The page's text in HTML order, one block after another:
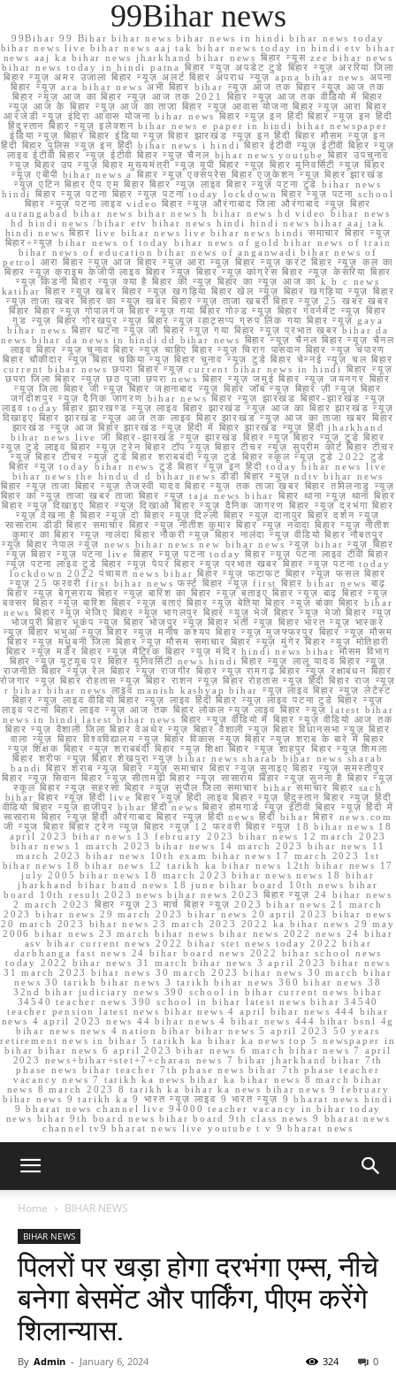
99Bihar news
99Bihar 99 Bihar bihar news bihar news in hindi bihar news today
bihar news live bihar news aaj tak bihar news today in hindi etv bihar
news aaj ka bihar news jharkhand bihar news बिहार न्यूस zee bihar news
bihar news today in hindi patna बिहार न्यूज़ अपडेट टुडे बिहार न्यूज़ अररिया जिला
बिहार न्यूज़ अमर उजाला बिहार न्यूज़ अलर्ट बिहार अपराध न्यूज़ apna bihar news अपना
बिहार न्यूज़ ara bihar news अभी बिहार bihar न्यूज़ आज तक बिहार न्यूज़ आज तक
बिहार न्यूज़ आज का बिहार न्यूज़ आज तक 2021 बिहार न्यूज़ आज तक वीडियो में बिहार
न्यूज़ आज के बिहार न्यूज़ आज का ताजा बिहार न्यूज़ आवास योजना बिहार न्यूज़ आरा बिहार
आरजेडी न्यूज़ इंदिरा आवास योजना bihar news बिहार न्यूज़ इन हिंदी बिहार न्यूज़ इन हिंदी
हिंदुस्तान बिहार न्यूज़ इलेक्शन bihar news e paper in hindi bihar newspaper
इंडिया न्यूज़ बिहार बिहार इंडिया न्यूज़ बिहार झारखंड न्यूज़ इन हिंदी बिहार मौसम न्यूज़ इन
हिंदी बिहार पुलिस न्यूज़ इन हिंदी bihar news i hindi बिहार ईटीवी न्यूज़ ईटीवी बिहार न्यूज़
लाइव ईटीवी बिहार न्यूज़ ईटीवी बिहार न्यूज़ चैनल bihar news youtube बिहार उपचुनाव
न्यूज़ बिहार उप न्यूज़ बिहार मुख्यमंत्री न्यूज़ यूपी बिहार न्यूज़ बिहार यूनिवर्सिटी न्यूज़ बिहार
न्यूज़ एबीपी bihar news a बिहार न्यूज़ एक्सप्रेस बिहार एजुकेशन न्यूज़ बिहार झारखंड
न्यूज़ एटिन बिहार ऐप एम बिहार बिहार न्यूज़ लाइव बिहार न्यूज़ पटना टुडे bihar news
hindi बिहार न्यूज़ पटना बिहार न्यूज़ पटना today lockdown बिहार न्यूज़ पटना school
बिहार न्यूज़ पटना लाइव video बिहार न्यूज़ औरंगाबाद जिला औरंगाबाद न्यूज़ बिहार
aurangabad bihar news bihar news h bihar news hd video bihar news
hd hindi news /bihar etv bihar news hindi hindi news bihar aaj tak
hindi news बिहार live bihar news live bihar news hindi समाचार बिहार न्यूज़
बिहार+न्यूज़ bihar news of today bihar news of gold bihar news of train
bihar news of education bihar news of anganwadi bihar news of
petrol आरा बिहार न्यूज़ आज बिहार न्यूज़ आरा न्यूज़ बिहार न्यूज़ करंट बिहार न्यूज़ कल का
बिहार न्यूज़ क्राइम केजीपी लाइव बिहार न्यूज़ बिहार न्यूज़ कांग्रेस बिहार न्यूज़ केसरिया बिहार
न्यूज़ किडनी बिहार न्यूज़ क्या है बिहार की न्यूज़ बिहार का न्यूज़ आज का k b c news
katihar बिहार न्यूज़ खबर बिहार न्यूज़ खगड़िया बिहार खेल न्यूज़ बिहार खगड़िया न्यूज़ बिहार
न्यूज़ ताजा खबर बिहार का न्यूज़ खबर बिहार न्यूज़ ताजा खबरी बिहार न्यूज़ 25 खबर खबर
बिहार बिहार न्यूज़ गोपालगंज बिहार न्यूज़ गया बिहार गोल्ड न्यूज़ बिहार गवर्नमेंट न्यूज़ बिहार
गुड न्यूज़ बिहार गोरखपुर न्यूज़ बिहार न्यूज़ व्हाट्सप्प ग्रुप लिंक गया बिहार न्यूज़ gaya
bihar news बिहार घटना न्यूज़ जी बिहार न्यूज़ गया बिहार न्यूज़ प्रभात खबर bihar da
news bihar da news in hindi dd bihar news बिहार न्यूज़ चैनल बिहार न्यूज़ चैनल
लाइव बिहार न्यूज़ चुनाव बिहार न्यूज़ चाहिए बिहार न्यूज़ चिराग पासवान बिहार न्यूज़ चंपारण
बिहार चौकीदार न्यूज़ बिहार चकिया न्यूज़ बिहार चुनाव न्यूज़ टुडे बिहार चेन्नई न्यूज़ चल बिहार
current bihar news छपरा बिहार न्यूज़ current bihar news in hindi बिहार न्यूज़
छपरा जिला बिहार न्यूज़ छठ पूजा छपरा news बिहार न्यूज़ जमुई बिहार न्यूज़ जयनगर बिहार
न्यूज़ जिला बिहार जी न्यूज़ बिहार जहानाबाद न्यूज़ बिहार जॉब न्यूज़ बिहार ज़ी न्यूज़ बिहार
जगदीशपुर न्यूज़ दैनिक जागरण bihar news बिहार न्यूज़ झारखंड बिहार-झारखंड न्यूज़
लाइव today बिहार झारखण्ड न्यूज़ लाइव बिहार झारखंड न्यूज़ आज का बिहार झारखंड न्यूज़
दिखाइए बिहार झारखंड न्यूज़ आज तक लाइव बिहार झारखंड न्यूज़ आज का ताजा खबर बिहार
झारखंड न्यूज़ आज बिहार झारखंड न्यूज़ हिंदी में बिहार झारखंड न्यूज़ हिंदी jharkhand
bihar news live जी बिहार-झारखंड न्यूज़ झारखंड बिहार न्यूज़ बिहार न्यूज़ टुडे बिहार
न्यूज़ टुडे लाइव बिहार न्यूज़ ट्रेन बिहार टॉप न्यूज़ बिहार टीचर न्यूज़ सुप्रीम कोर्ट बिहार टीचर
न्यूज़ बिहार टीचर न्यूज़ टुडे बिहार शराबबंदी न्यूज़ टुडे बिहार स्कूल न्यूज़ टुडे 2022 टुडे
बिहार न्यूज़ today bihar news टुडे बिहार न्यूज़ इन हिंदी today bihar news live
bihar news the hindu d d bihar news डीडी बिहार न्यूज़ ndtv bihar news
बिहार न्यूज़ ताजा बिहार न्यूज़ तेजस्वी यादव बिहार न्यूज़ तक ताजा खबर बिहार तमिलनाडु न्यूज़
बिहार का न्यूज़ ताजा खबर ताजा बिहार न्यूज़ taja news bihar बिहार थाना न्यूज़ थाना बिहार
बिहार न्यूज़ दिखाइए बिहार न्यूज़ दिखाओ बिहार न्यूज़ दैनिक जागरण बिहार न्यूज़ दरभंगा बिहार
न्यूज़ देखना है बिहार न्यूज़ दो बिहार न्यूज़ दिल्ली बिहार न्यूज़ दानापुर बिहार दर्शन न्यूज़
सासाराम डीडी बिहार समाचार बिहार न्यूज़ नीतीश कुमार बिहार न्यूज़ नवादा बिहार न्यूज़ नीतीश
कुमार का बिहार न्यूज़ नालंदा बिहार नौकरी न्यूज़ बिहार नालंदा न्यूज़ वीडियो बिहार नौबतपुर
न्यूज़ बिहार नेपाल न्यूज़ news bihar news new bihar news न्यूज़ bihar न्यूज़ बिहार
न्यूज़ बिहार न्यूज़ पटना live बिहार न्यूज़ पटना today बिहार न्यूज़ पटना लाइव टीवी बिहार
न्यूज़ पटना लाइव टुडे बिहार न्यूज़ पेपर बिहार न्यूज़ प्रभात खबर बिहार न्यूज़ पटना today
lockdown 2022 पंचायत news bihar बिहार न्यूज़ फटाफट बिहार न्यूज़ फसल बिहार
न्यूज़ 25 फरवरी first bihar news फर्स्ट बिहार न्यूज़ first बिहार bihar news बाढ़
बिहार न्यूज़ बेगूसराय बिहार न्यूज़ बारिश का बिहार न्यूज़ बताइए बिहार न्यूज़ बाढ़ बिहार न्यूज़
बक्सर बिहार न्यूज़ बारिश बिहार न्यूज़ बताएं बिहार न्यूज़ बेतिया बिहार न्यूज़ बांका बिहार bihar
news बिहार न्यूज़ भेजिए बिहार न्यूज़ भागलपुर बिहार न्यूज़ भेजें बिहार न्यूज़ भेजो बिहार न्यूज़
भोजपुरी बिहार भूकंप न्यूज़ बिहार भोजपुर न्यूज़ बिहार भर्ती न्यूज़ बिहार भारत न्यूज़ भास्कर
न्यूज़ बिहार भभुआ न्यूज़ बिहार न्यूज़ मनीष कश्यप बिहार न्यूज़ मुजफ्फरपुर बिहार न्यूज़ मौसम
बिहार न्यूज़ मधुबनी जिला बिहार न्यूज़ मौसम समाचार बिहार न्यूज़ मुंगेर बिहार न्यूज़ मोतिहारी
बिहार न्यूज़ मर्डर बिहार न्यूज़ मैट्रिक बिहार न्यूज़ मंदिर hindi news bihar मौसम विभाग
बिहार न्यूज़ यूट्यूब पर बिहार यूनिवर्सिटी news hindi बिहार न्यूज़ लालू यादव बिहार न्यूज़
राजनीति बिहार न्यूज़ रेल बिहार न्यूज़ राजगीर बिहार न्यूज़ रामगढ़ बिहार न्यूज़ रक्षाबंधन बिहार
रोजगार न्यूज़ बिहार रोहतास न्यूज़ बिहार राशन न्यूज़ बिहार रोहतास न्यूज़ हिंदी बिहार राज न्यूज़
r bihar bihar news लाइव manish kashyap bihar न्यूज़ लाइव बिहार न्यूज़ लेटेस्ट
बिहार न्यूज़ लाइव वीडियो बिहार न्यूज़ लाइव हिंदी बिहार न्यूज़ लाइव पटना टुडे बिहार न्यूज़
लाइव पटना बिहार लाइव न्यूज़ आज तक बिहार लोकल न्यूज़ लाइव बिहार न्यूज़ latest bihar
news in hindi latest bihar news बिहार न्यूज़ वीडियो में बिहार न्यूज़ वीडियो आज तक
बिहार न्यूज़ वैशाली जिला बिहार वेअथेर न्यूज़ बिहार वैशाली न्यूज़ बिहार विधानसभा न्यूज़ बिहार
वाला न्यूज़ बिहार विश्वविद्यालय न्यूज़ बिहार विकास न्यूज़ बिहार न्यूज़ शराब के बारे में बिहार
न्यूज़ शिक्षक बिहार न्यूज़ शराबबंदी बिहार न्यूज़ शिक्षा बिहार न्यूज़ शाहपुर बिहार न्यूज़ शिमला
बिहार शरीफ न्यूज़ बिहार शेखपुरा न्यूज़ bihar news sharab bihar news sharab
bandi बिहार शराब न्यूज़ बिहार न्यूज़ समाचार बिहार न्यूज़ सुनाइए बिहार न्यूज़ समस्तीपुर
बिहार न्यूज़ सिवान बिहार न्यूज़ सीतामढ़ी बिहार न्यूज़ सासाराम बिहार न्यूज़ सुनना है बिहार न्यूज़
स्कूल बिहार न्यूज़ सहरसा बिहार न्यूज़ सुपौल जिला समाचार bihar समाचार बिहार sach
bihar बिहार न्यूज़ हिंदी live बिहार न्यूज़ हिंदी लाइव बिहार न्यूज़ हिंदुस्तान बिहार न्यूज़ हिंदी
वीडियो बिहार न्यूज़ हाजीपुर bihar हिंदी news बिहार होमगार्ड न्यूज़ ईटीवी बिहार न्यूज़ हिंदी में
सासाराम बिहार न्यूज़ हिंदी औरंगाबाद बिहार न्यूज़ हिंदी news हिंदी bihar बिहार news.com
जी न्यूज बिहार बिहार ट्रेन न्यूज़ बिहार न्यूज़ 12 फरवरी बिहार न्यूज़ 18 bihar news 18
april 2023 bihar news 13 february 2023 bihar news 12 march 2023
bihar news 1 march 2023 bihar news 14 march 2023 bihar news 11
march 2023 bihar news 10th exam bihar news 17 march 2023 1st
bihar news 18 bihar news 12 tarikh ka bihar news 12th bihar news 17
july 2005 bihar news 18 march 2023 bihar news news 18 bihar
jharkhand bihar band news 18 june bihar board 10th news bihar
board 10th result 2023 news bihar news 2023 बिहार न्यूज़ 24 bihar news
2 march 2023 बिहार न्यूज़ 23 मार्च बिहार न्यूज़ 2023 bihar news 21 march
2023 bihar news 29 march 2023 bihar news 20 april 2023 bihar news
20 march 2023 bihar news 23 march 2023 2022 ka bihar news 29 may
2006 bihar news 23 march bihar news bihar news 2022 news 24 bihar
asv bihar current news 2022 bihar stet news today 2022 bihar
darbhanga fast news 24 bihar board news 2022 bihar school news
today 2022 bihar news 31 march bihar news 3 april 2023 bihar news
31 march 2023 bihar news 30 march 2023 bihar news 30 march bihar
news 30 tarikh bihar news 3 tarikh bihar news 360 bihar news 38
32nd bihar judiciary news 390 school in bihar current news bihar
34540 teacher news 390 school in bihar latest news bihar 34540
teacher pension latest news bihar news 4 april bihar news 444 bihar
news 4 april 2023 news 44 bihar news 4 bihar news 444 bihar bsnl 4g
bihar news news 4 nation bihar bihar news 5 april 2023 50 years
retirement news in bihar 5 tarikh ka bihar ka news top 5 newspaper in
bihar bihar news 6 april 2023 bihar news 6 march bihar news 7 april
2023 news+bihar+stet+7+charan news 7 bihar jharkhand bihar 7th
phase news bihar teacher 7th phase news bihar 7th phase teacher
vacancy news 7 tarikh ka news bihar ka bihar news 8 march bihar
news 8 march 2023 8 tarikh ka bihar ka news bihar news 9 february
bihar news 9 tarikh ka 9 भारत न्यूज़ लाइव 9 भारत न्यूज़ 9 bharat news hindi
9 bharat news channel live 94000 teacher vacancy in bihar today
news bihar 9th board news bihar board 9th class news 9 bharat news
channel tv9 bharat news live youtube t v 9 bharat news
Home BIHAR NEWS
BIHAR NEWS
पिलरों पर खड़ा होगा दरभंगा एम्स, नीचे
बनेगा बेसमेंट और पार्किंग, पीएम करेंगे
शिलान्यास.
By Admin - January 6, 2024 0
324